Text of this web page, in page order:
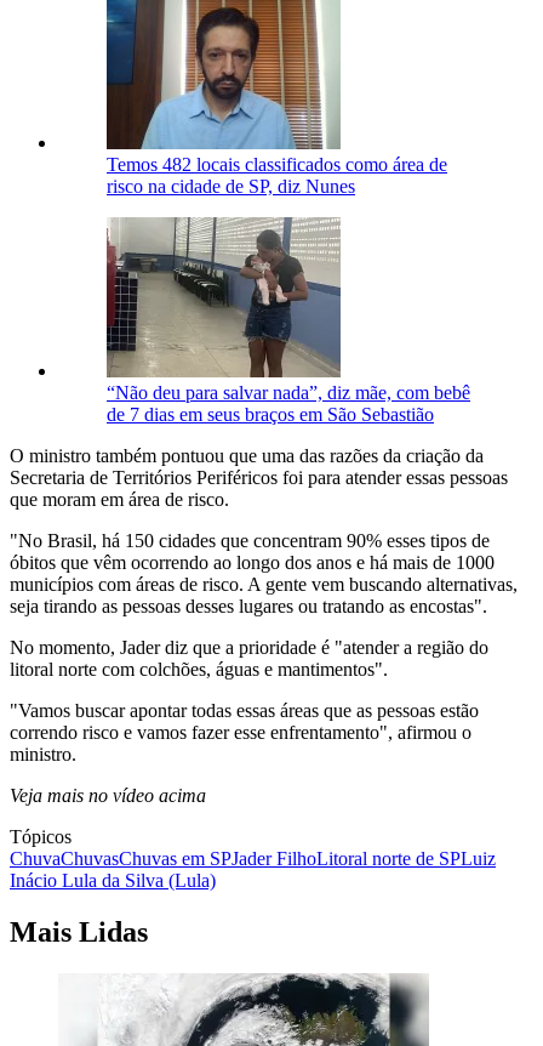
Temos 482 locais classificados como área de
risco na cidade de SP, diz Nunes
“Não deu para salvar nada”, diz mãe, com bebê
de 7 dias em seus braços em São Sebastião
O ministro também pontuou que uma das razões da criação da
Secretaria de Territórios Periféricos foi para atender essas pessoas
que moram em área de risco.
"No Brasil, há 150 cidades que concentram 90% esses tipos de
óbitos que vêm ocorrendo ao longo dos anos e há mais de 1000
municípios com áreas de risco. A gente vem buscando alternativas,
seja tirando as pessoas desses lugares ou tratando as encostas".
No momento, Jader diz que a prioridade é "atender a região do
litoral norte com colchões, águas e mantimentos".
"Vamos buscar apontar todas essas áreas que as pessoas estão
correndo risco e vamos fazer esse enfrentamento", afirmou o
ministro.
Veja mais no vídeo acima
Tópicos
ChuvaChuvasChuvas em SPJader FilhoLitoral norte de SPLuiz
Inácio Lula da Silva (Lula)
Mais Lidas